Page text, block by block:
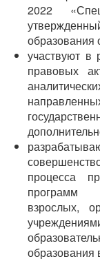
2022
образования
участвуют в
правовых
процесса
программ
взрослых,
образования